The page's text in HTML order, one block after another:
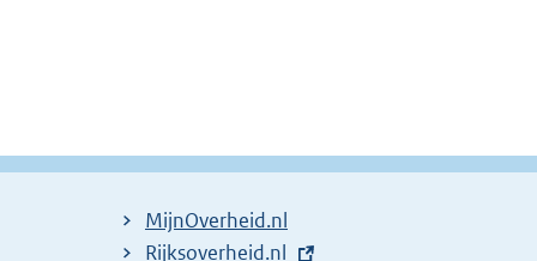
MijnOverheid.nl
E
Rijksoverheid.nl